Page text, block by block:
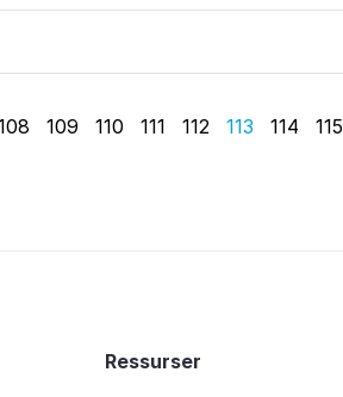
109 110 111 112 113 114 115
Ressurser